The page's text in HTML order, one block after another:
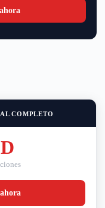
COMPLETO